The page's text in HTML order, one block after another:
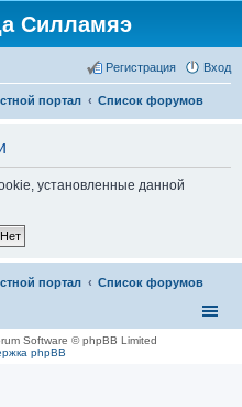
Силламяэ
Вход
Регистрация
портал Список форумов
установленные данной
портал Список форумов
Software © phpBB Limited
phpBB